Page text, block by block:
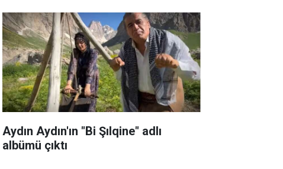
Aydın Aydın'ın "Bi Şılqine" adlı
albümü çıktı